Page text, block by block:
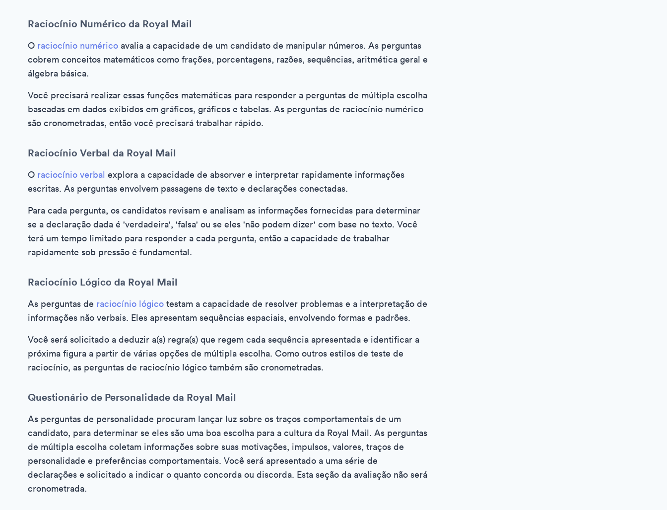
Raciocínio Numérico da Royal Mail
O raciocínio numérico avalia a capacidade de um candidato de manipular números. As perguntas
cobrem conceitos matemáticos como frações, porcentagens, razões, sequências, aritmética geral e
álgebra básica.
Você precisará realizar essas funções matemáticas para responder a perguntas de múltipla escolha
baseadas em dados exibidos em gráficos, gráficos e tabelas. As perguntas de raciocínio numérico
são cronometradas, então você precisará trabalhar rápido.
Raciocínio Verbal da Royal Mail
O raciocínio verbal explora a capacidade de absorver e interpretar rapidamente informações
escritas. As perguntas envolvem passagens de texto e declarações conectadas.
Para cada pergunta, os candidatos revisam e analisam as informações fornecidas para determinar
se a declaração dada é 'verdadeira', 'falsa' ou se eles 'não podem dizer' com base no texto. Você
terá um tempo limitado para responder a cada pergunta, então a capacidade de trabalhar
rapidamente sob pressão é fundamental.
Raciocínio Lógico da Royal Mail
As perguntas de raciocínio lógico testam a capacidade de resolver problemas e a interpretação de
informações não verbais. Eles apresentam sequências espaciais, envolvendo formas e padrões.
Você será solicitado a deduzir a(s) regra(s) que regem cada sequência apresentada e identificar a
próxima figura a partir de várias opções de múltipla escolha. Como outros estilos de teste de
raciocínio, as perguntas de raciocínio lógico também são cronometradas.
Questionário de Personalidade da Royal Mail
As perguntas de personalidade procuram lançar luz sobre os traços comportamentais de um
candidato, para determinar se eles são uma boa escolha para a cultura da Royal Mail. As perguntas
de múltipla escolha coletam informações sobre suas motivações, impulsos, valores, traços de
personalidade e preferências comportamentais. Você será apresentado a uma série de
declarações e solicitado a indicar o quanto concorda ou discorda. Esta seção da avaliação não será
cronometrada.